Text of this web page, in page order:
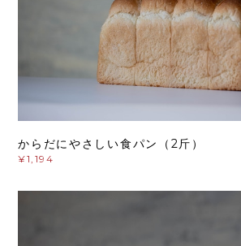
からだにやさしい食パン（2斤）
¥1,194